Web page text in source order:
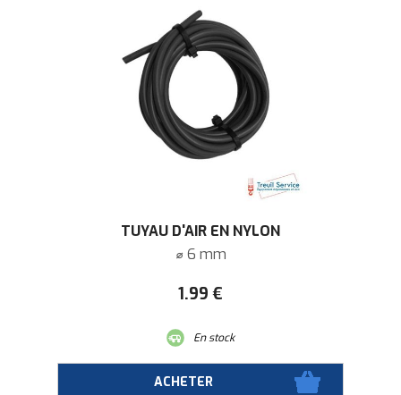
TUYAU D'AIR EN NYLON
⌀ 6 mm
1.99 €
En stock